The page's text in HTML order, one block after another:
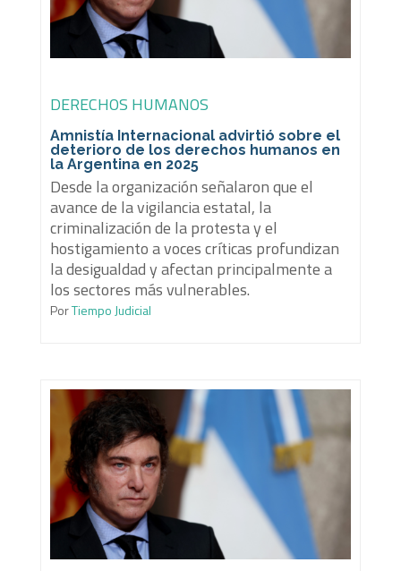
DERECHOS HUMANOS
Amnistía Internacional advirtió sobre el
deterioro de los derechos humanos en
la Argentina en 2025
Desde la organización señalaron que el
avance de la vigilancia estatal, la
criminalización de la protesta y el
hostigamiento a voces críticas profundizan
la desigualdad y afectan principalmente a
los sectores más vulnerables.
PorTiempo Judicial